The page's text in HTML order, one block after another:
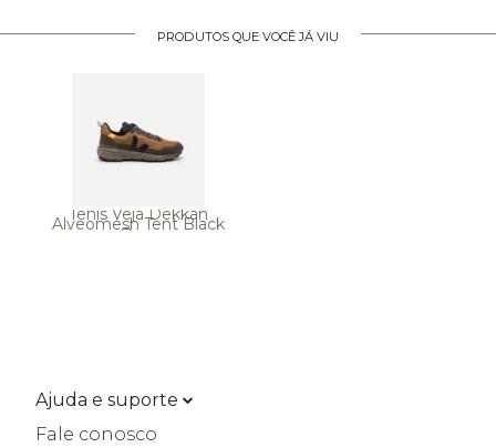
PRODUTOS QUE VOCÊ JÁ VIU
Tenis Veja Dekkan
Alveomesh Tent Black
Ouro
Ajuda e suporte
Fale conosco